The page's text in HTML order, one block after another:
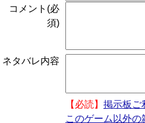
コメント(必
須)
ネタバレ内容
【必読】 掲示板ご
このゲーム以外の